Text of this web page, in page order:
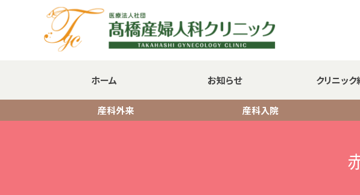
ホーム お知らせ クリニッ
産科外来 産科入院